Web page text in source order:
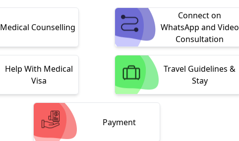
Medical Counselling
Connect on
WhatsApp and Video
Consultation
Help With Medical
Visa
Travel Guidelines &
Stay
Payment